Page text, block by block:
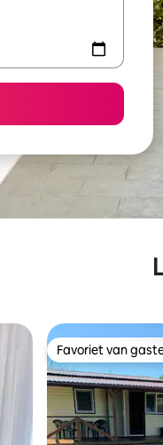
Favoriet van
Favoriet van